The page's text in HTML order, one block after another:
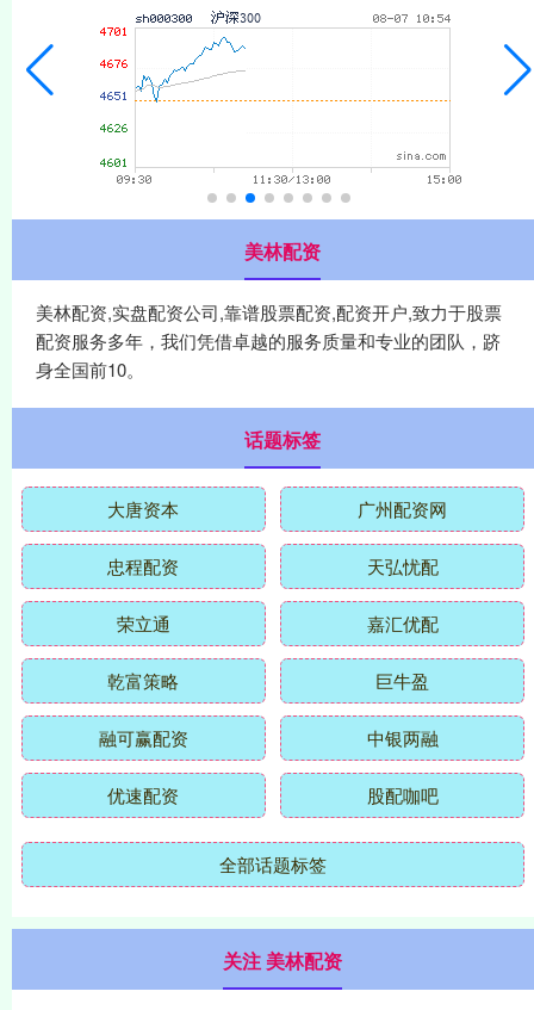
美林配资
美林配资,实盘配资公司,靠谱股票配资,配资开户,致力于股票
配资服务多年，我们凭借卓越的服务质量和专业的团队，跻
身全国前10。
话题标签
大唐资本 广州配资网
忠程配资 天弘忧配
荣立通 嘉汇优配
乾富策略 巨牛盈
融可赢配资 中银两融
优速配资 股配咖吧
全部话题标签
关注 美林配资